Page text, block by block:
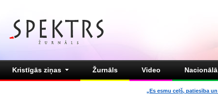
Kristīgās ziņas Žurnāls Video
„Es esmu ceļš, patiesība